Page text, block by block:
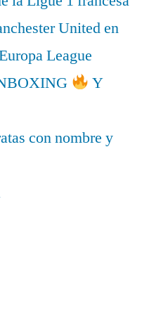
United en
League
Y
con nombre y